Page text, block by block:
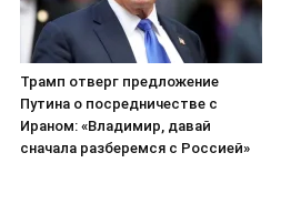
Трамп отверг предложение
Путина о посредничестве с
Ираном: «Владимир, давай
сначала разберемся с Россией»